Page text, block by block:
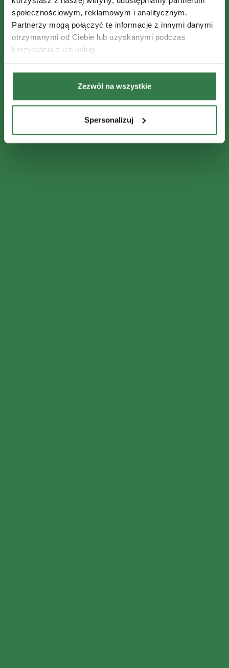
społecznościowym, reklamowym i analitycznym.
Partnerzy mogą połączyć te informacje z innymi danymi
otrzymanymi od Ciebie lub uzyskanymi podczas
korzystania z ich usług.
Zezwól na wszystkie
Spersonalizuj